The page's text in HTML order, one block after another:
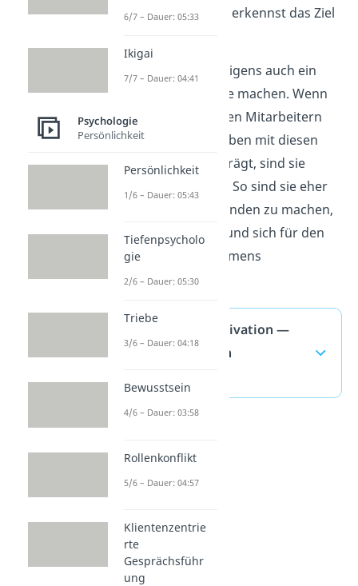
dich Sinn und du erkennst das Ziel
Das können sich übrigens auch ein
Arbeitgeber zu Nutze machen. Wenn
ein Arbeitgeber seinen Mitarbeitern
hauptsächlich Aufgaben mit diesen
Eigenschaften überträgt, sind sie
intrinsisch motiviert. So sind sie eher
dazu bereit, Überstunden zu machen,
sich weiterzubilden und sich für den
Erfolg des Unternehmens
einzusetzen.
Intrinsische Motivation —
häufigste Fragen
6/7 – Dauer: 05:33
Ikigai
7/7 – Dauer: 04:41
Psychologie
Persönlichkeit
Persönlichkeit
1/6 – Dauer: 05:43
Tiefenpsycholo
gie
2/6 – Dauer: 05:30
Triebe
3/6 – Dauer: 04:18
Bewusstsein
4/6 – Dauer: 03:58
Rollenkonflikt
5/6 – Dauer: 04:57
Klientenzentrie
rte
Gesprächsführ
ung